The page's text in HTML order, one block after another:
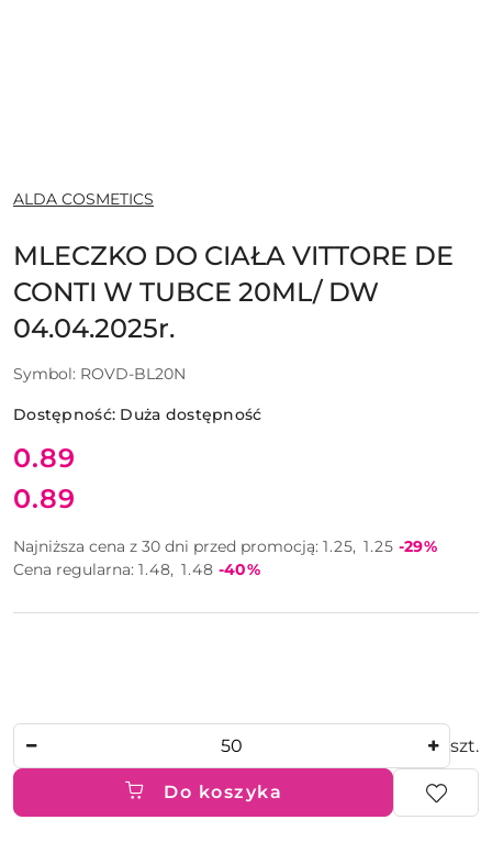
NAZWA
PRODUCENTA:
ALDA COSMETICS
MLECZKO DO CIAŁA VITTORE DE
CONTI W TUBCE 20ML/ DW
04.04.2025r.
Symbol: ROVD-BL20N
Dostępność: Duża dostępność
Cena:
0.89
Cena:
0.89
Najniższa cena z 30 dni przed promocją: 1.25 1.25 Rabat:
-29%
Cena regularna: 1.48 1.48 Rabat:
-40%
szt.
Do koszyka